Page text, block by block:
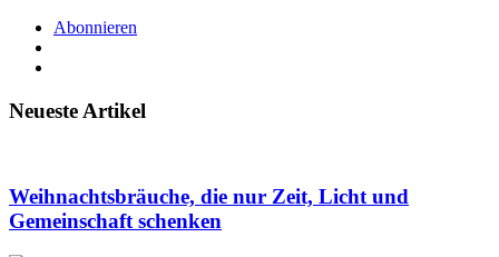
Abonnieren
Neueste Artikel
Weihnachtsbräuche, die nur Zeit, Licht und
Gemeinschaft schenken